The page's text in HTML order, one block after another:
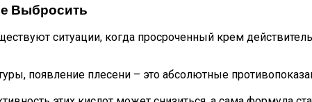
Выбросить
ситуации, когда просроченный крем
появление плесени – это абсолютные